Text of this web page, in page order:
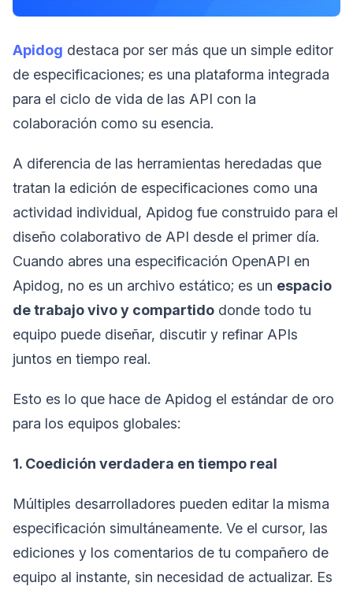
Apidog destaca por ser más que un simple editor
de especificaciones; es una plataforma integrada
para el ciclo de vida de las API con la
colaboración como su esencia.
A diferencia de las herramientas heredadas que
tratan la edición de especificaciones como una
actividad individual, Apidog fue construido para el
diseño colaborativo de API desde el primer día.
Cuando abres una especificación OpenAPI en
Apidog, no es un archivo estático; es un espacio
de trabajo vivo y compartido donde todo tu
equipo puede diseñar, discutir y refinar APIs
juntos en tiempo real.
Esto es lo que hace de Apidog el estándar de oro
para los equipos globales:
1. Coedición verdadera en tiempo real
Múltiples desarrolladores pueden editar la misma
especificación simultáneamente. Ve el cursor, las
ediciones y los comentarios de tu compañero de
equipo al instante, sin necesidad de actualizar. Es